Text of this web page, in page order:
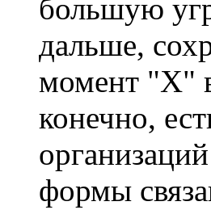
большую
дальше,
момент "Х"
конечно,
формы